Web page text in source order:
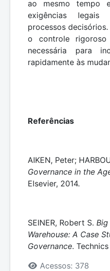
ao mesmo tempo
exigências
processos
o controle
necessária para
rapidamente às
Referências
AIKEN, Peter;
Governance in the
Elsevier, 2014.
SEINER, Robert S.
Warehouse: A Case
Governance.
Detalhes
Acessos: 378